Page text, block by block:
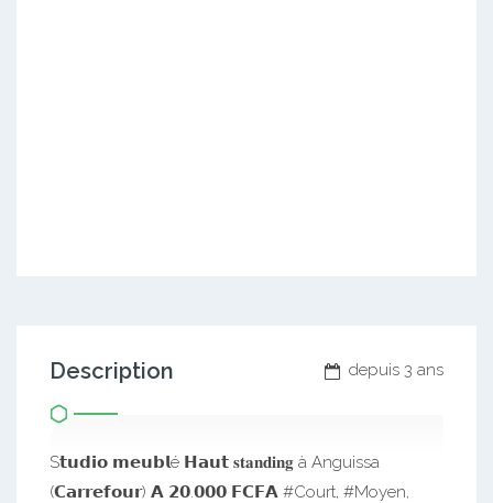
depuis 3 ans
Description
S𝘁𝘂𝗱𝗶𝗼 𝗺𝗲𝘂𝗯𝗹é 𝗛𝗮𝘂𝘁 𝐬𝐭𝐚𝐧𝐝𝐢𝐧𝐠 à Anguissa
(𝗖𝗮𝗿𝗿𝗲𝗳𝗼𝘂𝗿) 𝗔 𝟮𝟬.𝟬𝟬𝟬 𝗙𝗖𝗙𝗔 #Court, #Moyen,